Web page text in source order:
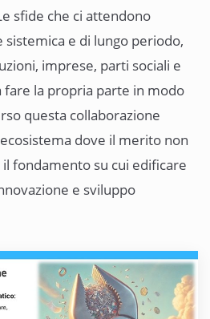
sfide che ci attendono
e di lungo periodo,
imprese, parti sociali e
fare la propria parte in modo
questa collaborazione
dove il merito non
fondamento su cui edificare
e sviluppo